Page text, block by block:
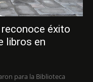
éxito
libros en
para la Biblioteca